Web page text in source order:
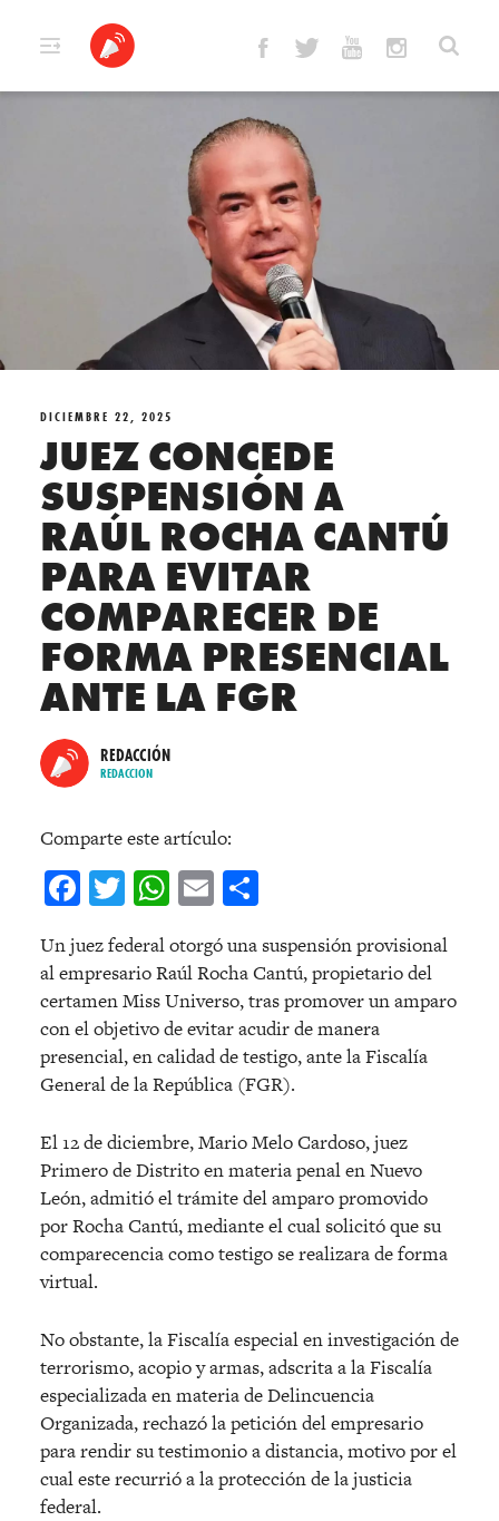
DICIEMBRE 22, 2025
JUEZ CONCEDE
SUSPENSIÓN A
RAÚL ROCHA CANTÚ
PARA EVITAR
COMPARECER DE
FORMA PRESENCIAL
ANTE LA FGR
REDACCIÓN
REDACCION
Comparte este artículo:
Facebook
Twitter
WhatsApp
Email
Un juez federal otorgó una suspensión provisional
al empresario Raúl Rocha Cantú, propietario del
certamen Miss Universo, tras promover un amparo
con el objetivo de evitar acudir de manera
presencial, en calidad de testigo, ante la Fiscalía
General de la República (FGR).
El 12 de diciembre, Mario Melo Cardoso, juez
Primero de Distrito en materia penal en Nuevo
León, admitió el trámite del amparo promovido
por Rocha Cantú, mediante el cual solicitó que su
comparecencia como testigo se realizara de forma
virtual.
No obstante, la Fiscalía especial en investigación de
terrorismo, acopio y armas, adscrita a la Fiscalía
especializada en materia de Delincuencia
Organizada, rechazó la petición del empresario
para rendir su testimonio a distancia, motivo por el
cual este recurrió a la protección de la justicia
federal.